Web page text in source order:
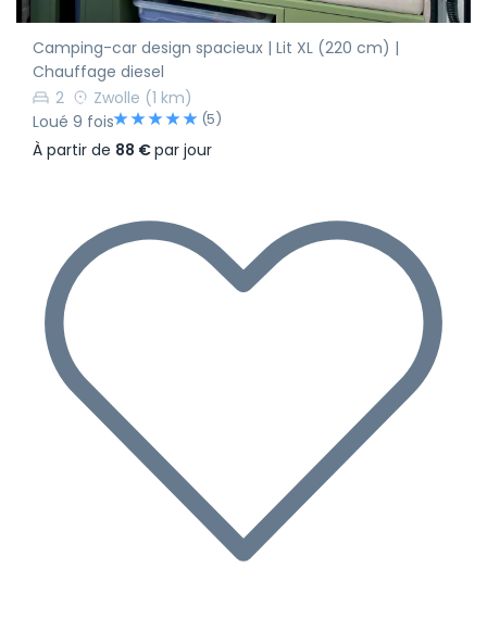
Camping-car design spacieux | Lit XL (220 cm) |
Chauffage diesel
2
Zwolle (1 km)
Loué 9 fois
(5)
À partir de 88 €par jour